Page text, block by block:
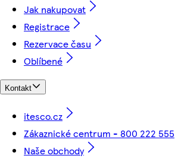
Jak nakupovat
Registrace
Rezervace času
Oblíbené
Kontakt
itesco.cz
Zákaznické centrum - 800 222 555
Naše obchody